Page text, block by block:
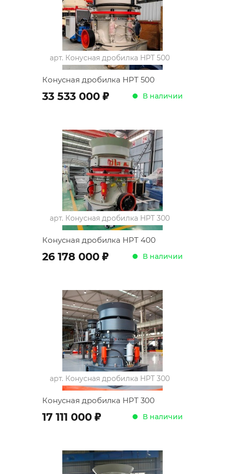
арт. Конусная дробилка HPT 500
Конусная дробилка HPT 500
33 533 000 ; В наличии
арт. Конусная дробилка HPT 300
Конусная дробилка HPT 400
26 178 000 ; В наличии
арт. Конусная дробилка HPT 300
Конусная дробилка HPT 300
17 111 000 ; В наличии